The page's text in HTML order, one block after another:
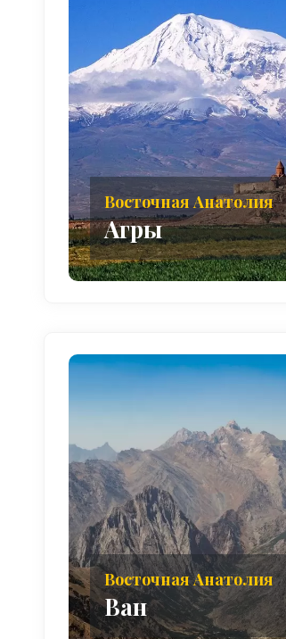
Восточная Анатолия
Агры
Восточная Анатолия
Ван